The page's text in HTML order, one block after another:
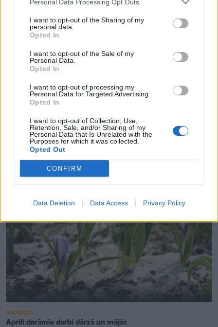
Personal Data Processing Opt Outs
I want to opt-out of the Sharing of my
personal data.
Opted In
I want to opt-out of the Sale of my
Personal Data.
Opted In
I want to opt-out of processing my
Personal Data for Targeted Advertising.
Opted In
I want to opt-out of Collection, Use,
Retention, Sale, and/or Sharing of my
Personal Data that Is Unrelated with the
Purposes for which it was collected.
Opted Out
CONFIRM
Data Deletion Data Access Privacy Policy
GATAVOŠANAS PADOMI
Modernie lapu kāposti jeb kalē + 3 receptes
MĀJOKLIS
Aprīlī darāmie darbi dārzā un mājās